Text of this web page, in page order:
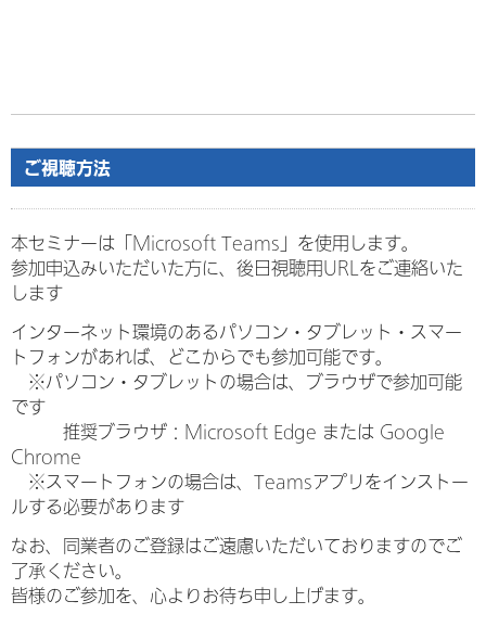
ご視聴方法
本セミナーは「Microsoft Teams」を使用します。
参加申込みいただいた方に、後日視聴用URLをご連絡いた
します
インターネット環境のあるパソコン・タブレット・スマー
トフォンがあれば、どこからでも参加可能です。
※パソコン・タブレットの場合は、ブラウザで参加可能
です
推奨ブラウザ：Microsoft Edge または Google
Chrome
※スマートフォンの場合は、Teamsアプリをインストー
ルする必要があります
なお、同業者のご登録はご遠慮いただいておりますのでご
了承ください。
皆様のご参加を、心よりお待ち申し上げます。